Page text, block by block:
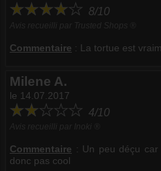
8/10
Commentaire : La tortue est
Milene A.
le 14.07.2017
4/10
Commentaire : Un peu déçu
donc pas cool